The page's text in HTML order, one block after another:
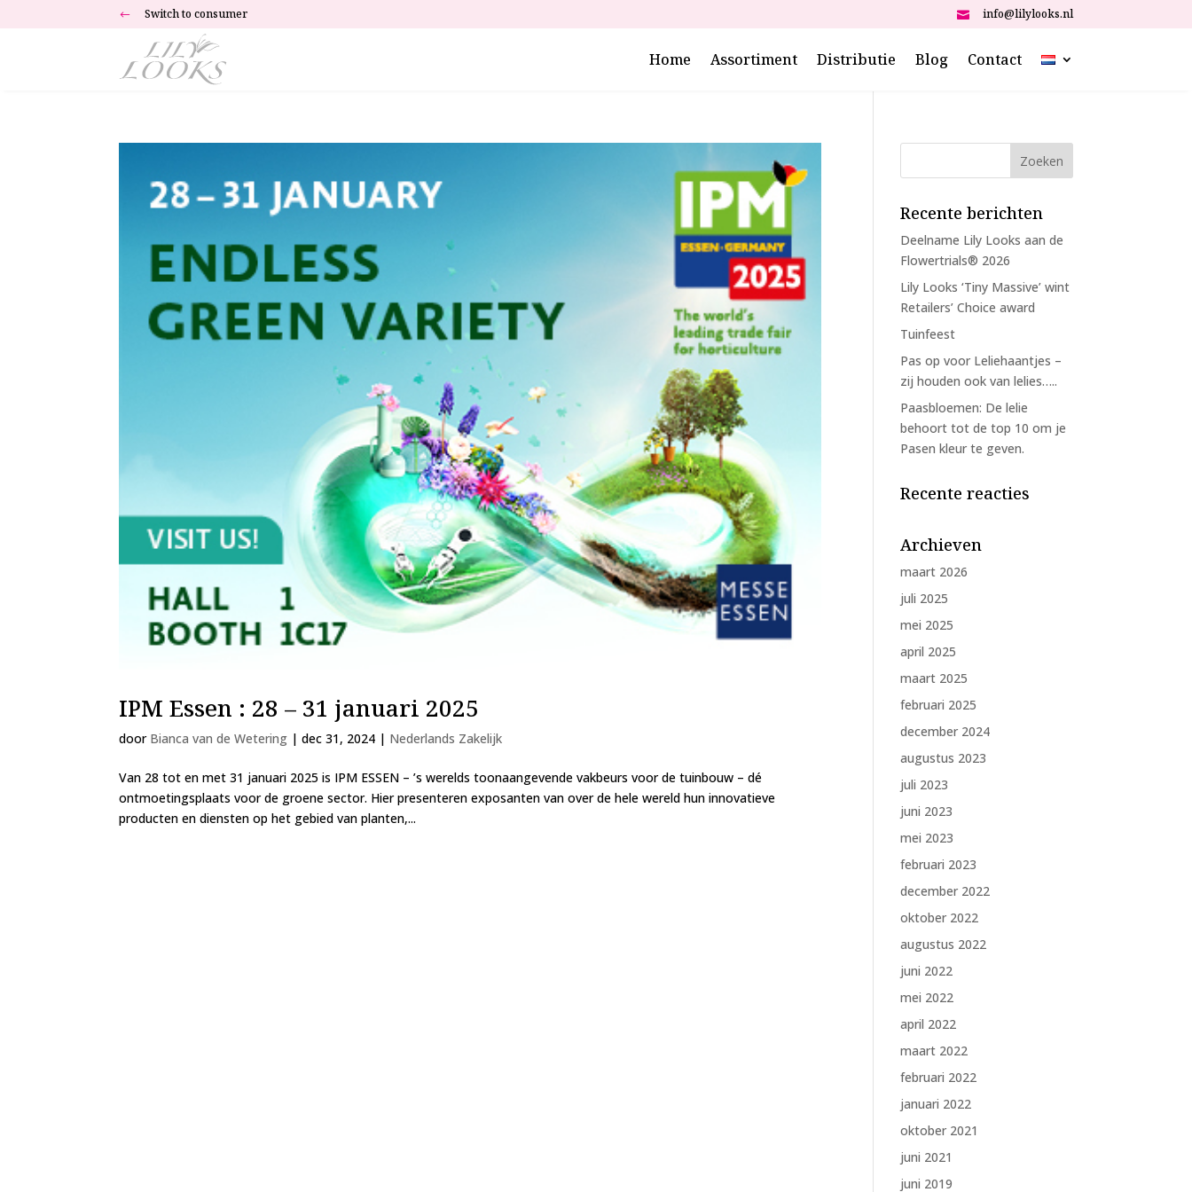
# Switch to consumer  info@lilylooks.nl
Home Assortiment Distributie Blog Contact
IPM Essen : 28 – 31 januari 2025
door Bianca van de Wetering |dec 31, 2024 | Nederlands Zakelijk
Van 28 tot en met 31 januari 2025 is IPM ESSEN – ’s werelds toonaangevende vakbeurs voor de tuinbouw – dé
ontmoetingsplaats voor de groene sector. Hier presenteren exposanten van over de hele wereld hun innovatieve
producten en diensten op het gebied van planten,...
Recente berichten
Deelname Lily Looks aan de
Flowertrials® 2026
Lily Looks ‘Tiny Massive’ wint
Retailers’ Choice award
Tuinfeest
Pas op voor Leliehaantjes –
zij houden ook van lelies…..
Paasbloemen: De lelie
behoort tot de top 10 om je
Pasen kleur te geven.
Recente reacties
Archieven
maart 2026
juli 2025
mei 2025
april 2025
maart 2025
februari 2025
december 2024
augustus 2023
juli 2023
juni 2023
mei 2023
februari 2023
december 2022
oktober 2022
augustus 2022
juni 2022
mei 2022
april 2022
maart 2022
februari 2022
januari 2022
oktober 2021
juni 2021
juni 2019